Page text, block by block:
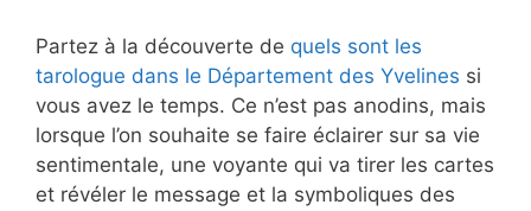
Partez à la découverte de quels sont les
tarologue dans le Département des Yvelines si
vous avez le temps. Ce n’est pas anodins, mais
lorsque l’on souhaite se faire éclairer sur sa vie
sentimentale, une voyante qui va tirer les cartes
et révéler le message et la symboliques des